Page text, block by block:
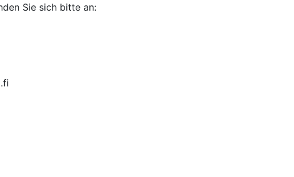
Sie sich bitte an: